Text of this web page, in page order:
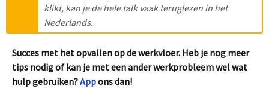
klikt, kan je de hele talk vaak teruglezen in het
Nederlands.
Succes met het opvallen op de werkvloer. Heb je nog meer
tips nodig of kan je met een ander werkprobleem wel wat
hulp gebruiken?Appons dan!